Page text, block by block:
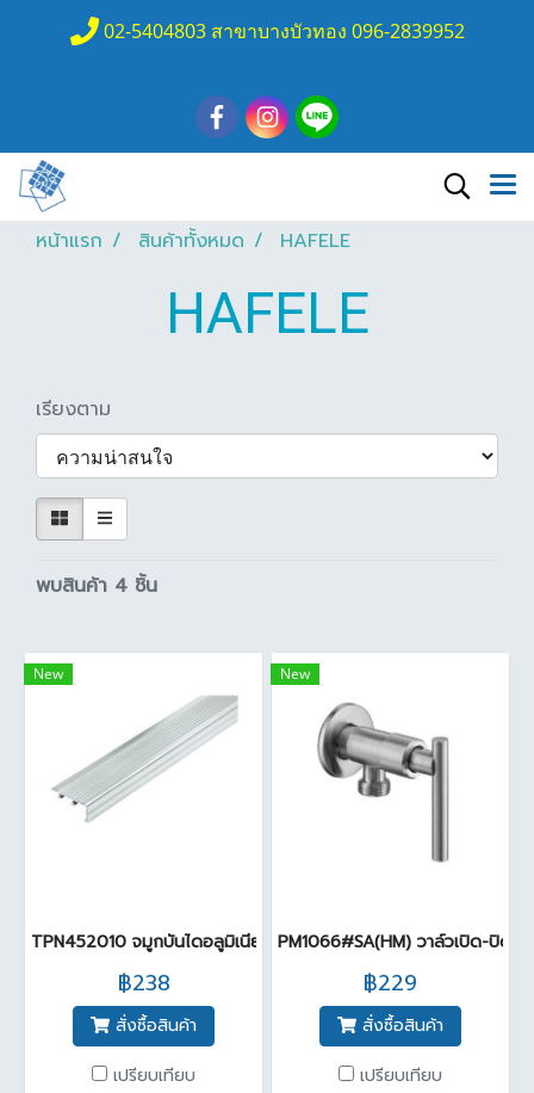
02-5404803 สาขาบางบัวทอง 096-2839952
หน้าแรก สินค้าทั้งหมด HAFELE
HAFELE
เรียงตาม
พบสินค้า 4 ชิ้น
New
TPN452010 จมูกบันไดอลูมิเนียม ( 4.5x2.0m ) สีงา
฿238
สั่งซื้อสินค้า
เปรียบเทียบ
New
PM1066#SA(HM) วาล์วเปิด-ปิดน้
฿229
สั่งซื้อสินค้า
เปรียบเทียบ